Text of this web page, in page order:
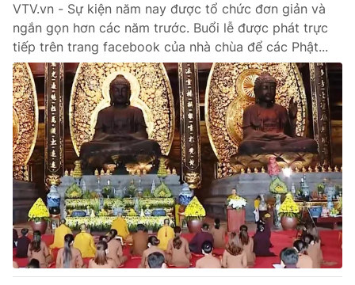
VTV.vn - Sự kiện năm nay được tổ chức đơn giản và
ngắn gọn hơn các năm trước. Buổi lễ được phát trực
tiếp trên trang facebook của nhà chùa để các Phật...